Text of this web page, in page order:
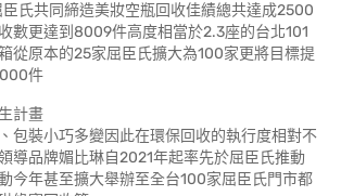
氏共同締造美妝空瓶回收佳績總共達成2500
數更達到8009件高度相當於2.3座的台北101
從原本的25家屈臣氏擴大為100家更將目標提
件
計畫
包裝小巧多變因此在環保回收的執行度相對不
導品牌媚比琳自2021年起率先於屈臣氏推動
今年甚至擴大舉辦至全台100家屈臣氏門市都